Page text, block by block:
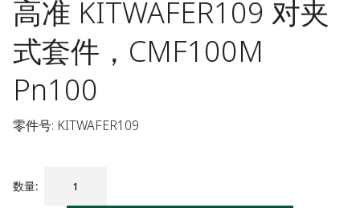
高准 KITWAFER109 对夹
式套件，CMF100M
Pn100
零件号: KITWAFER109
数量: